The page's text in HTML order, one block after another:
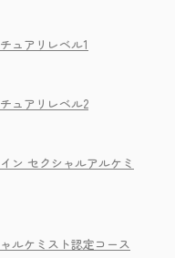
ュアリレベル1
ュアリレベル2
ン セクシャルアルケミ
ルケミスト認定コース